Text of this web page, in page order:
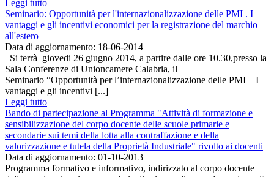
Leggi tutto
Seminario: Opportunità per l'internazionalizzazione delle PMI . I
vantaggi e gli incentivi economici per la registrazione del marchio
all'estero
Data di aggiornamento: 18-06-2014
Si terrà giovedi 26 giugno 2014, a partire dalle ore 10.30,presso la
Sala Conferenze di Unioncamere Calabria, il
Seminario “Opportunità per l’internazionalizzazione delle PMI – I
vantaggi e gli incentivi [...]
Leggi tutto
Bando di partecipazione al Programma "Attività di formazione e
sensibilizzazione del corpo docente delle scuole primarie e
secondarie sui temi della lotta alla contraffazione e della
valorizzazione e tutela della Proprietà Industriale" rivolto ai docenti
Data di aggiornamento: 01-10-2013
Programma formativo e informativo, indirizzato al corpo docente